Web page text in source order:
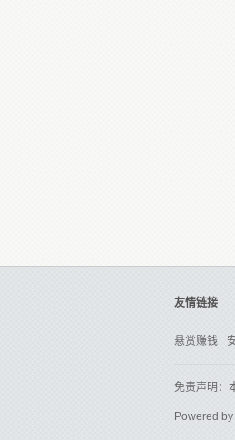
友情链接
悬赏赚钱
免责声明：
Powered by